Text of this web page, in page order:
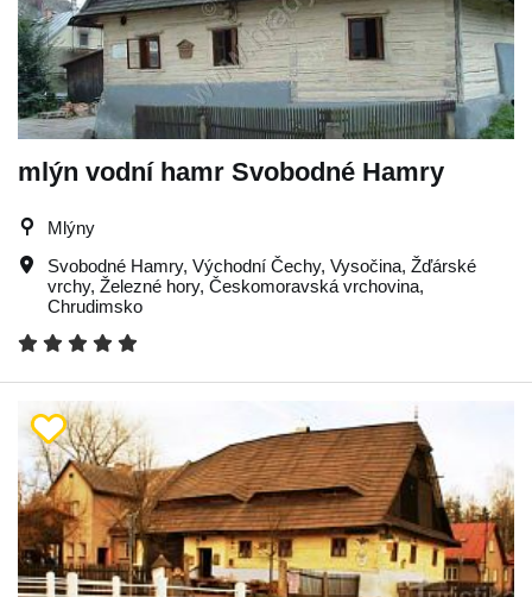
mlýn vodní hamr Svobodné Hamry
Mlýny
Svobodné Hamry, Východní Čechy, Vysočina, Žďárské
vrchy, Železné hory, Českomoravská vrchovina,
Chrudimsko